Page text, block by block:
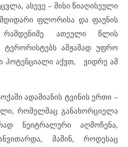
ასევე – მისი წიაღისეული
მდიდარი ფლორისა და ფაუნის
ათეული წლის
ამჟამად უფრო
პოტენციალი აქვთ, ვიდრე ამ
ადამიანის ტვინის ერთი –
რომელმაც განახორციელა
ნეიტრალური აღმოჩენა,
მაშინ, როდესაც